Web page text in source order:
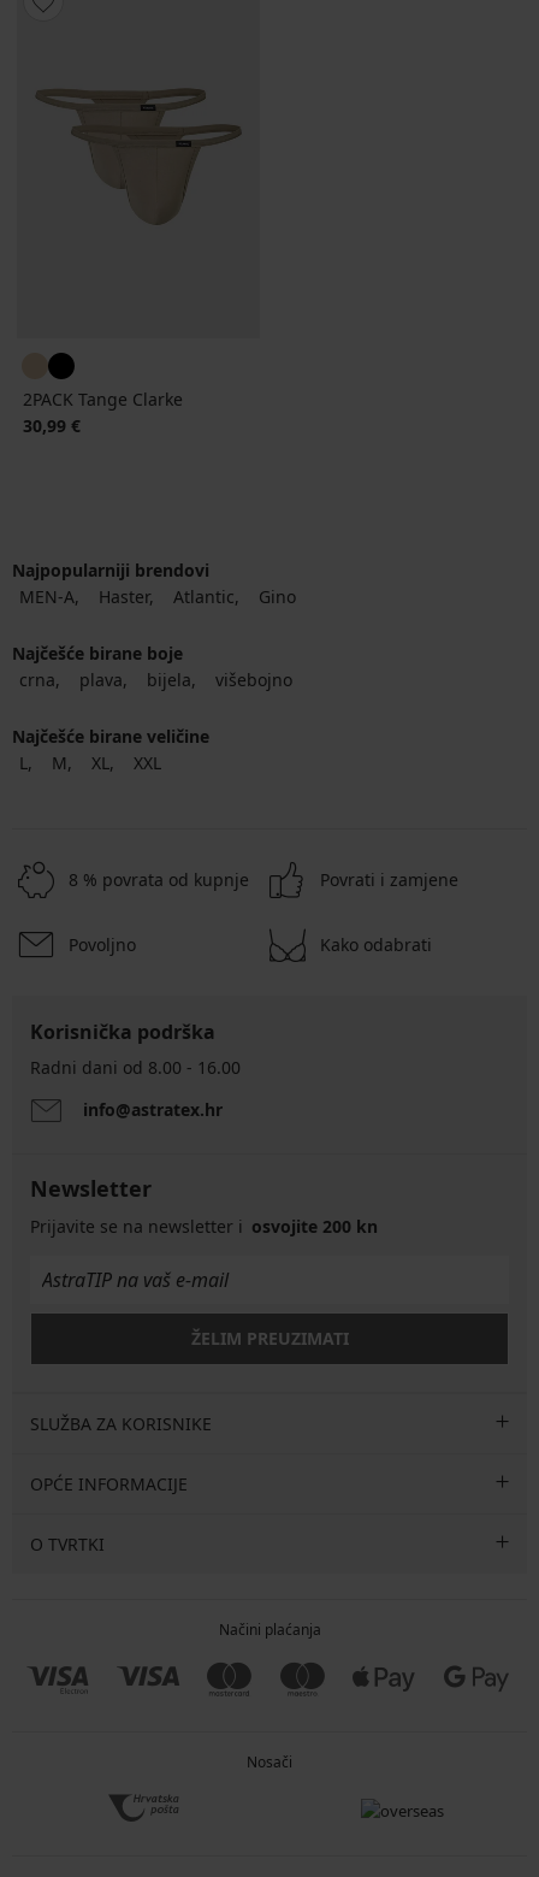
2PACK Tange Clarke
30,99 €
Najpopularniji brendovi
MEN-A
Haster Atlantic Gino
Najčešće birane boje
crna
plava bijela višebojno
Najčešće birane veličine
L
M XL XXL
8 % povrata od kupnje Povrati i zamjene
Povoljno Kako odabrati
Korisnička podrška
Radni dani od 8.00 - 16.00
info@astratex.hr
Newsletter
Prijavite se na newsletter i osvojite 200 kn
ŽELIM PREUZIMATI
SLUŽBA ZA KORISNIKE
OPĆE INFORMACIJE
O TVRTKI
Načini plaćanja
Nosači